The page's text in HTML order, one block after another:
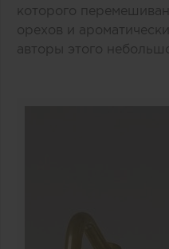
которого
орехов и
авторы этого